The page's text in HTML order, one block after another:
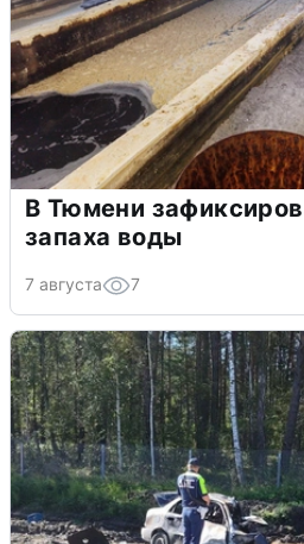
В Тюмени
запаха воды
7 августа 7